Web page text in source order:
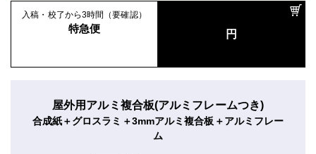
入稿・校了から3時間（要確認）
特急便 円
屋外用アルミ複合板(アルミフレームつき)
合成紙＋グロスラミ＋3mmアルミ複合板＋アルミフレー
ム